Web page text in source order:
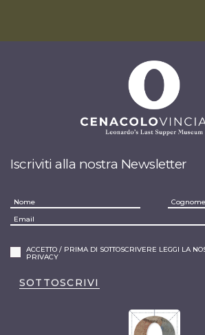
Iscriviti alla nostra Newsletter
ACCETTO / PRIMA DI SOTTOSCRIVERE LEGGI LA
PRIVACY
SOTTOSCRIVI